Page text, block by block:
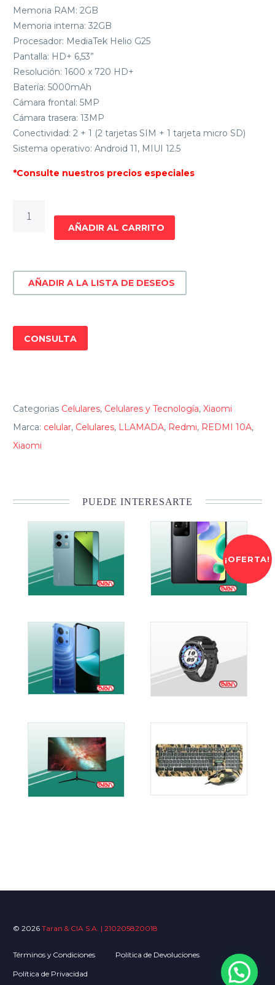
Memoria RAM: 2GB
Memoria interna: 32GB
Procesador: MediaTek Helio G25
Pantalla: HD+ 6,53”
Resolución: 1600 x 720 HD+
Batería: 5000mAh
Cámara frontal: 5MP
Cámara trasera: 13MP
Conectividad: 2 + 1 (2 tarjetas SIM + 1 tarjeta micro SD)
Sistema operativo: Android 11, MIUI 12.5
*Consulte nuestros precios especiales
XIAOMI
32
cantidad
AÑADIR AL CARRITO
AÑADIR A LA LISTA DE DESEOS
CONSULTA
Categorias Celulares, Celulares y Tecnología, Xiaomi
Marca: celular, Celulares, LLAMADA, Redmi, REDMI 10A,
Xiaomi
PUEDE INTERESARTE
¡OFERTA!
© 2026 Taran & CIA S.A. | 210205820018
Términos y Condiciones Política de Devoluciones
Política de Privacidad